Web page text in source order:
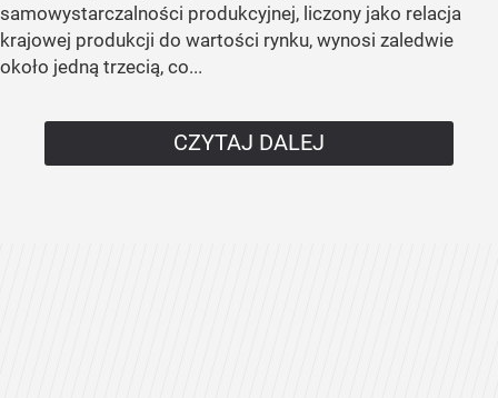
samowystarczalności produkcyjnej, liczony jako relacja
krajowej produkcji do wartości rynku, wynosi zaledwie
około jedną trzecią, co...
CZYTAJ DALEJ